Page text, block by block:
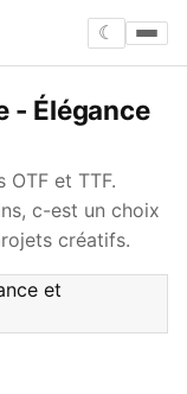
☾
- Élégance
et TTF.
c-est un choix
créatifs.